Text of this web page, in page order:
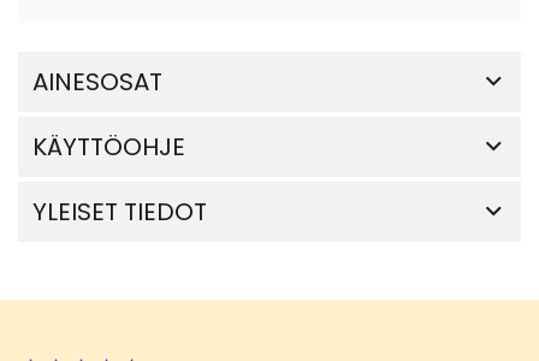
AINESOSAT
KÄYTTÖOHJE
YLEISET TIEDOT